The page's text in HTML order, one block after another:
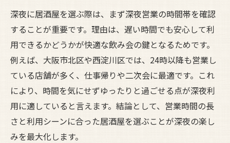
居酒屋で味わう西淀川区ならではの魅力
深夜帯の居酒屋利用で知っておきたいこと
駅近で便利な西淀川区の居酒屋探し方
地域密着型の居酒屋で深夜を満喫する方法
仕事帰りに立ち寄りたい深夜の居酒屋選び方
仕事帰りに最適な深夜居酒屋の特徴を解説
居酒屋で快適に過ごすための環境選び
深夜営業の居酒屋でリラックスできる理由
深夜に居酒屋を選ぶ際は、まず深夜営業の時間帯を確認
することが重要です。理由は、遅い時間でも安心して利
用できるかどうかが快適な飲み会の鍵となるためです。
例えば、大阪市北区や西淀川区では、24時以降も営業し
ている店舗が多く、仕事帰りや二次会に最適です。これ
により、時間を気にせずゆったりと過ごせる点が深夜利
用に適していると言えます。結論として、営業時間の長
さと利用シーンに合った居酒屋を選ぶことが深夜の楽し
みを最大化します。